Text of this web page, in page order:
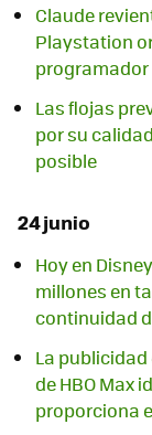
Claude
Playstation
programador
Las flojas
por su
posible
24 junio
Hoy en
millones en
continuidad
La
de HBO Max
proporciona